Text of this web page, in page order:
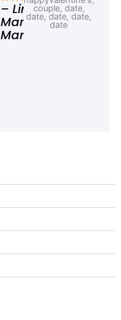
– Linda,
Marketing
Manager